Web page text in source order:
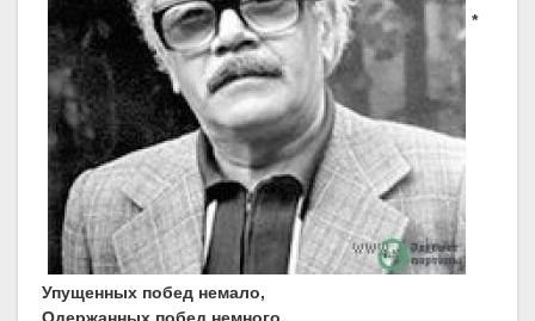
*
Упущенных побед немало,